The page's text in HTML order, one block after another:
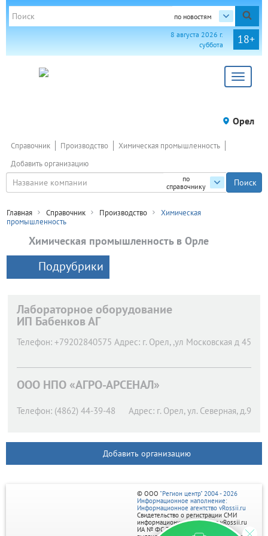
по новостям
18+
8 августа 2026 г.
суббота
Toggle
Орел
по
справочнику
Справочник Производство
Химическая промышленность
Добавить организацию
Главная Справочник Производство
Химическая
промышленность
Химическая промышленность в Орле
Подрубрики
Лабораторное оборудование
ИП Бабенков АГ
Телефон: +79202840575 Адрес: г. Орел, ,ул Московская д 45
ООО НПО «АГРО-АРСЕНАЛ»
Телефон: (4862) 44-39-48 Адрес: г. Орел, ул. Северная, д.9
Добавить организацию
© ООО "Регион центр" 2004 - 2026
Информационное наполнение:
Информационное агентство vRossii.ru
Свидетельство о регистрации СМИ
информационного агентства vRossii.ru
ИА № ФС 77‑35502